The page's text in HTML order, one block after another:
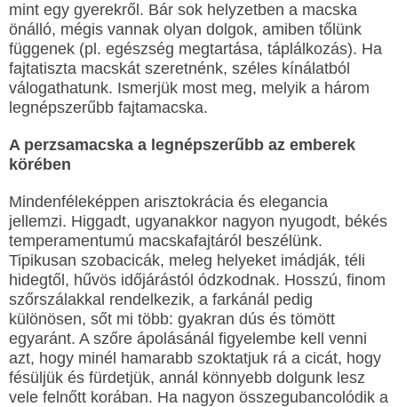
mint egy gyerekről. Bár sok helyzetben a macska
önálló, mégis vannak olyan dolgok, amiben tőlünk
függenek (pl. egészség megtartása, táplálkozás). Ha
fajtatiszta macskát szeretnénk, széles kínálatból
válogathatunk. Ismerjük most meg, melyik a három
legnépszerűbb fajtamacska.
A perzsamacska a legnépszerűbb az emberek
körében
Mindenféleképpen arisztokrácia és elegancia
jellemzi. Higgadt, ugyanakkor nagyon nyugodt, békés
temperamentumú macskafajtáról beszélünk.
Tipikusan szobacicák, meleg helyeket imádják, téli
hidegtől, hűvös időjárástól ódzkodnak. Hosszú, finom
szőrszálakkal rendelkezik, a farkánál pedig
különösen, sőt mi több: gyakran dús és tömött
egyaránt. A szőre ápolásánál figyelembe kell venni
azt, hogy minél hamarabb szoktatjuk rá a cicát, hogy
fésüljük és fürdetjük, annál könnyebb dolgunk lesz
vele felnőtt korában. Ha nagyon összegubancolódik a